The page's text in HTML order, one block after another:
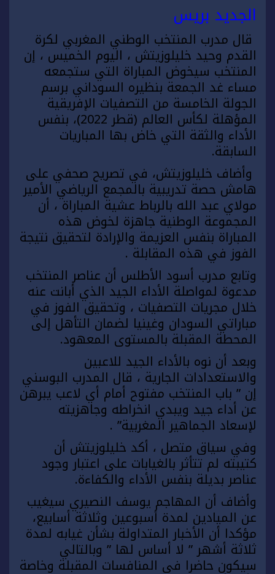
الجديد بريس
قال مدرب المنتخب الوطني المغربي لكرة
القدم وحيد خليلوزيتش ، اليوم الخميس ، إن
المنتخب سيخوض المباراة التي ستجمعه
مساء غد الجمعة بنظيره السوداني برسم
الجولة الخامسة من التصفيات الإفريقية
المؤهلة لكأس العالم (قطر 2022)، بنفس
الأداء والثقة التي خاض بها المباريات
السابقة.
وأضاف خليلوزيتش، في تصريح صحفي على
هامش حصة تدريبية بالمجمع الرياضي الأمير
مولاي عبد الله بالرباط عشية المباراة ، أن
المجموعة الوطنية جاهزة لخوض هذه
المباراة بنفس العزيمة والإرادة لتحقيق نتيجة
الفوز في هذه المقابلة .
وتابع مدرب أسود الأطلس أن عناصر المنتخب
مدعوة لمواصلة الأداء الجيد الذي أبانت عنه
خلال مجريات التصفيات ، وتحقيق الفوز في
مباراتي السودان وغينيا لضمان التأهل إلى
المحطة المقبلة بالمستوى المعهود.
وبعد أن نوه بالأداء الجيد للاعبين
والاستعدادات الجارية ، قال المدرب البوسني
إن ” باب المنتخب مفتوح أمام أي لاعب يبرهن
عن أداء جيد ويبدي انخراطه وجاهزيته
لإسعاد الجماهير المغربية” .
وفي سياق متصل ، أكد خليلوزيتش أن
كتيبته لم تتأثر بالغيابات على اعتبار وجود
عناصر بديلة بنفس الأداء والكفاءة.
وأضاف أن المهاجم يوسف النصيري سيغيب
عن الميادين لمدة أسبوعين وثلاثة أسابيع،
مؤكدا أن الأخبار المتداولة بشأن غيابه لمدة
ثلاثة أشهر ” لا أساس لها ” وبالتالي
سيكون حاضرا في المنافسات المقبلة وخاصة